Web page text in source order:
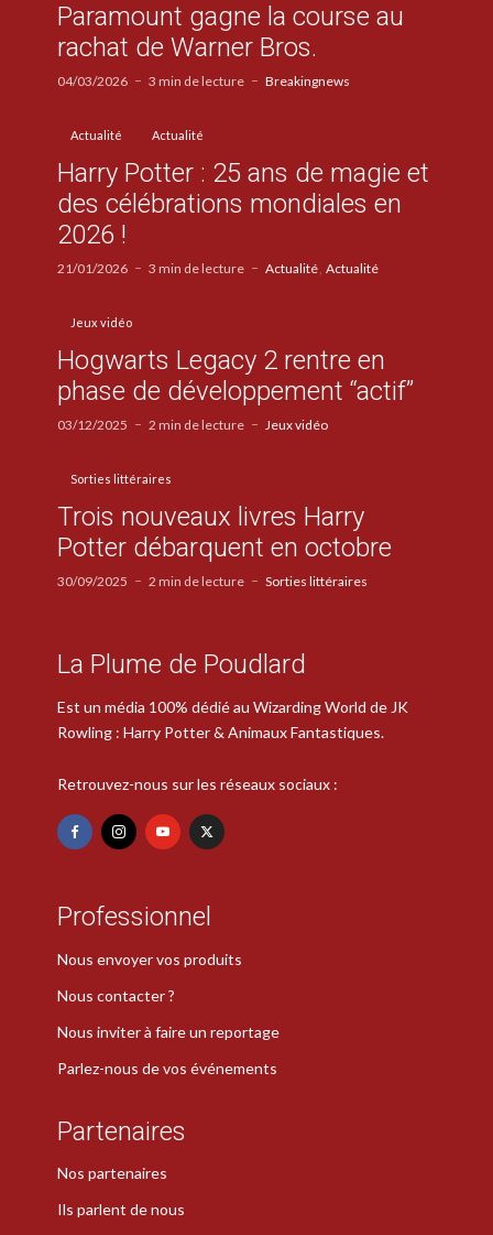
Paramount gagne la course au
rachat de Warner Bros.
04/03/2026 3 min de lecture Breakingnews
Actualité Actualité
Harry Potter : 25 ans de magie et
des célébrations mondiales en
2026 !
21/01/2026 3 min de lecture Actualité Actualité
Jeux vidéo
Hogwarts Legacy 2 rentre en
phase de développement “actif”
03/12/2025 2 min de lecture Jeux vidéo
Sorties littéraires
Trois nouveaux livres Harry
Potter débarquent en octobre
30/09/2025 2 min de lecture Sorties littéraires
La Plume de Poudlard
Est un média 100% dédié au Wizarding World de JK
Rowling : Harry Potter & Animaux Fantastiques.
Retrouvez-nous sur les réseaux sociaux :
Professionnel
Nous envoyer vos produits
Nous contacter ?
Nous inviter à faire un reportage
Parlez-nous de vos événements
Partenaires
Nos partenaires
Ils parlent de nous